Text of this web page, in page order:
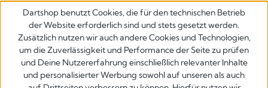
Dartshop benutzt Cookies, die für den technischen Betrieb
der Website erforderlich sind und stets gesetzt werden.
Zusätzlich nutzen wir auch andere Cookies und Technologien,
um die Zuverlässigkeit und Performance der Seite zu prüfen
und Deine Nutzererfahrung einschließlich relevanter Inhalte
und personalisierter Werbung sowohl auf unseren als auch